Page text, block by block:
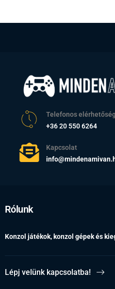
Telefonos elérhetőség
+36 20 550 6264
Kapcsolat
Rólunk
Konzol játékok, konzol gépek és
Lépj velünk kapcsolatba!